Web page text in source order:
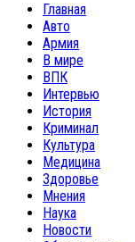
Главная
Авто
Армия
В мире
ВПК
Интервью
История
Криминал
Культура
Медицина
Здоровье
Мнения
Наука
Новости